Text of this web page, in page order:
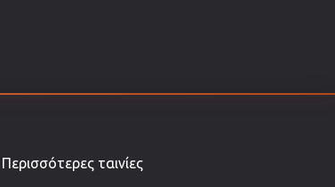
Περισσότερες ταινίες